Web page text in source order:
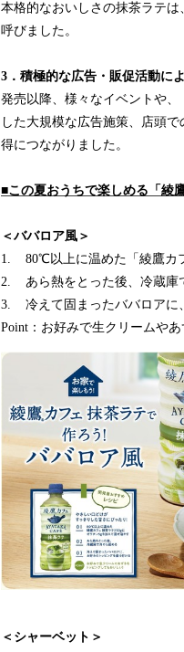
本格的なおいしさの抹茶ラテ
呼びました。
3．積極的な広告・販促活動に
発売以降、様々なイベントや
した大規模な広告施策、店頭
得につながりました。
■この夏おうちで楽しめる「綾
＜ババロア風＞
1. 80℃以上に温めた「綾鷹カ
2. あら熱をとった後、冷蔵庫
3. 冷えて固まったババロアに
Point：お好みで生クリームや
＜シャーベット＞